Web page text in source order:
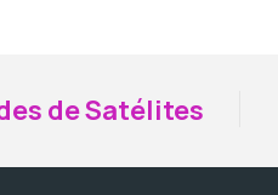
de Satélites